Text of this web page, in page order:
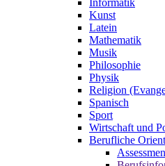
Kunst
Latein
Mathematik
Musik
Philosophie
Physik
Religion
Spanisch
Sport
Wirtschaft und
Berufliche